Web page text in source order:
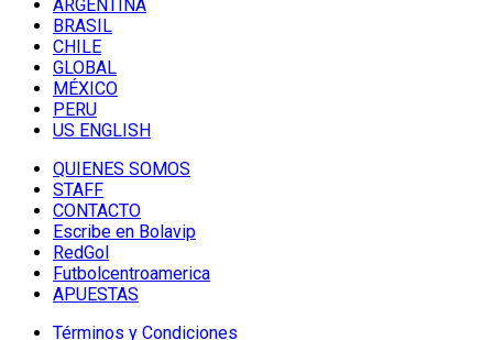
ARGENTINA
BRASIL
CHILE
GLOBAL
MÉXICO
PERU
US ENGLISH
QUIENES SOMOS
STAFF
CONTACTO
Escribe en Bolavip
RedGol
Futbolcentroamerica
APUESTAS
Términos y Condiciones